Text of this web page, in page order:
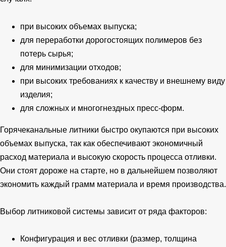
при высоких объемах выпуска;
для переработки дорогостоящих полимеров без
потерь сырья;
для минимизации отходов;
при высоких требованиях к качеству и внешнему виду
изделия;
для сложных и многогнездных пресс-форм.
Горячеканальные литники быстро окупаются при высоких
объемах выпуска, так как обеспечивают экономичный
расход материала и высокую скорость процесса отливки.
Они стоят дороже на старте, но в дальнейшем позволяют
экономить каждый грамм материала и время производства.
Выбор литниковой системы зависит от ряда факторов:
Конфигурация и вес отливки (размер, толщина